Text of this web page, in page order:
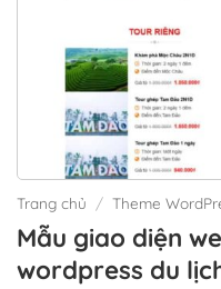
Trang chủ / Theme
Mẫu giao diện
wordpress du